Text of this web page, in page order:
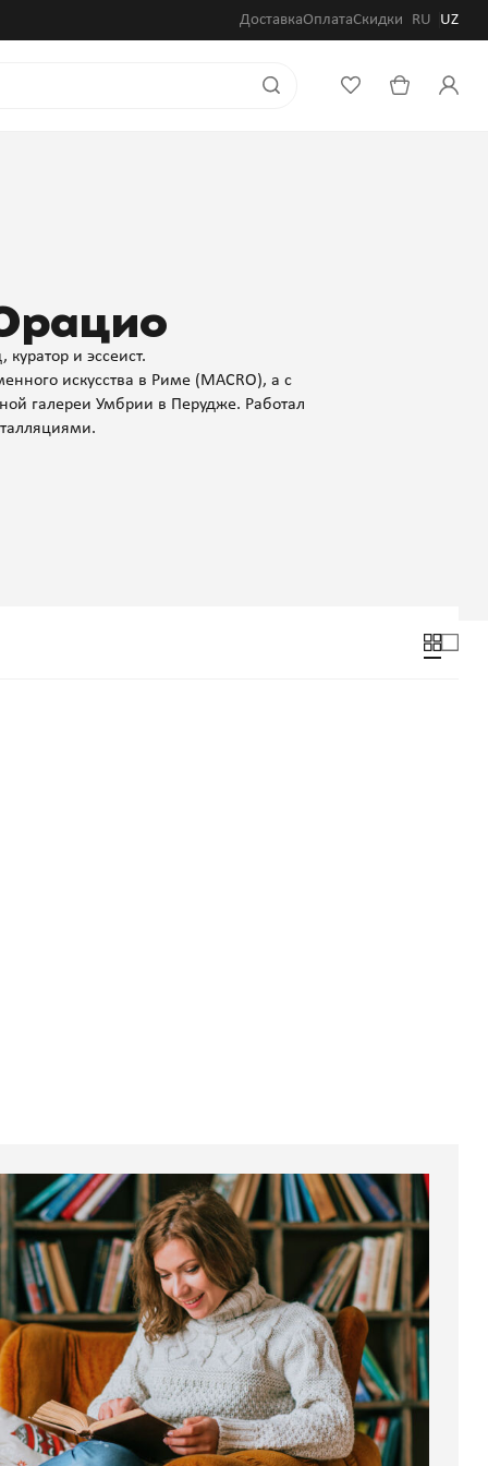
ДоставкаОплатаСкидки RU UZ
и эссеист.
искусства в Риме (MACRO), а с
галереи Умбрии в Перудже. Работал